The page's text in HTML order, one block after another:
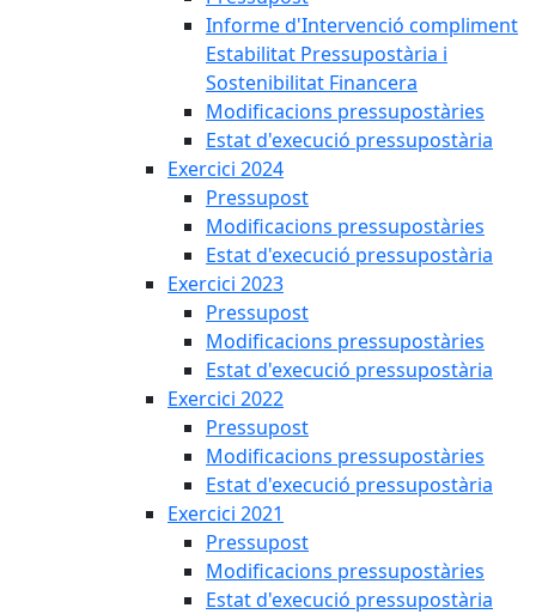
Informe d'Intervenció compliment
Estabilitat Pressupostària i
Sostenibilitat Financera
Modificacions pressupostàries
Estat d'execució pressupostària
Exercici 2024
Pressupost
Modificacions pressupostàries
Estat d'execució pressupostària
Exercici 2023
Pressupost
Modificacions pressupostàries
Estat d'execució pressupostària
Exercici 2022
Pressupost
Modificacions pressupostàries
Estat d'execució pressupostària
Exercici 2021
Pressupost
Modificacions pressupostàries
Estat d'execució pressupostària